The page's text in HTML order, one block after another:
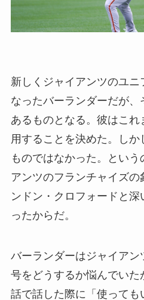
新しくジャイアンツのユ
なったバーランダーだが
あるものとなる。彼はこ
用することを決めた。し
ものではなかった。とい
アンツのフランチャイズの
ンドン・クロフォードと
ったからだ。
バーランダーはジャイアン
号をどうするか悩んでい
話で話した際に「使っても